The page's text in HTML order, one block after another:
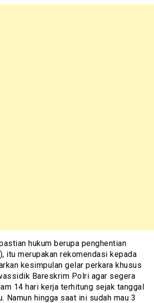
hukum berupa penghentian
itu merupakan rekomendasi kepada
kesimpulan gelar perkara khusus
Bareskrim Polri agar segera
14 hari kerja terhitung sejak tanggal
Namun hingga saat ini sudah mau 3